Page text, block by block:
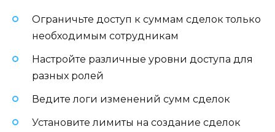
Ограничьте доступ к суммам сделок только
необходимым сотрудникам
Настройте различные уровни доступа для
разных ролей
Ведите логи изменений сумм сделок
Установите лимиты на создание сделок